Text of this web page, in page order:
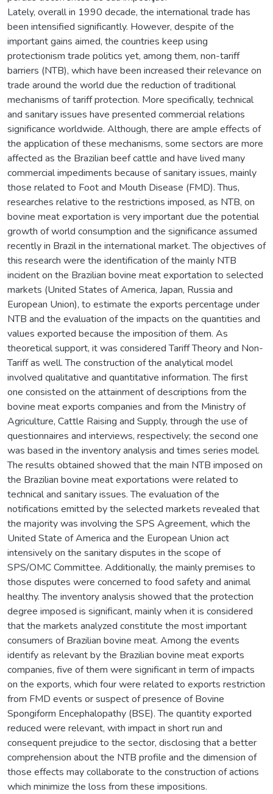
Lately, overall in 1990 decade, the international trade has
been intensified significantly. However, despite of the
important gains aimed, the countries keep using
protectionism trade politics yet, among them, non-tariff
barriers (NTB), which have been increased their relevance on
trade around the world due the reduction of traditional
mechanisms of tariff protection. More specifically, technical
and sanitary issues have presented commercial relations
significance worldwide. Although, there are ample effects of
the application of these mechanisms, some sectors are more
affected as the Brazilian beef cattle and have lived many
commercial impediments because of sanitary issues, mainly
those related to Foot and Mouth Disease (FMD). Thus,
researches relative to the restrictions imposed, as NTB, on
bovine meat exportation is very important due the potential
growth of world consumption and the significance assumed
recently in Brazil in the international market. The objectives of
this research were the identification of the mainly NTB
incident on the Brazilian bovine meat exportation to selected
markets (United States of America, Japan, Russia and
European Union), to estimate the exports percentage under
NTB and the evaluation of the impacts on the quantities and
values exported because the imposition of them. As
theoretical support, it was considered Tariff Theory and Non-
Tariff as well. The construction of the analytical model
involved qualitative and quantitative information. The first
one consisted on the attainment of descriptions from the
bovine meat exports companies and from the Ministry of
Agriculture, Cattle Raising and Supply, through the use of
questionnaires and interviews, respectively; the second one
was based in the inventory analysis and times series model.
The results obtained showed that the main NTB imposed on
the Brazilian bovine meat exportations were related to
technical and sanitary issues. The evaluation of the
notifications emitted by the selected markets revealed that
the majority was involving the SPS Agreement, which the
United State of America and the European Union act
intensively on the sanitary disputes in the scope of
SPS/OMC Committee. Additionally, the mainly premises to
those disputes were concerned to food safety and animal
healthy. The inventory analysis showed that the protection
degree imposed is significant, mainly when it is considered
that the markets analyzed constitute the most important
consumers of Brazilian bovine meat. Among the events
identify as relevant by the Brazilian bovine meat exports
companies, five of them were significant in term of impacts
on the exports, which four were related to exports restriction
from FMD events or suspect of presence of Bovine
Spongiform Encephalopathy (BSE). The quantity exported
reduced were relevant, with impact in short run and
consequent prejudice to the sector, disclosing that a better
comprehension about the NTB profile and the dimension of
those effects may collaborate to the construction of actions
which minimize the loss from these impositions.